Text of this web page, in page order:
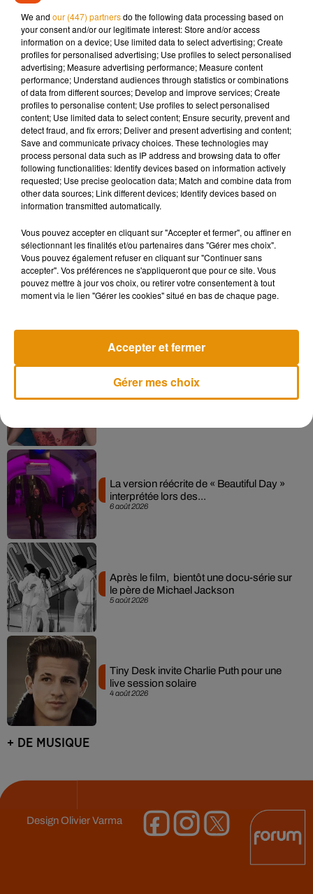
La SNCF invite les voyageurs à vérifier avant leur départ si
leur train est maintenu ou non. Ceux ayant réservés un billet
seront prévenus et ils se verront proposés un autre TGV ou
un remboursement.
Musique
Madonna sort enfin le remix de « Love
Angèle et Amélie Lens dévoilent leur
« Loups Garous » pour son...
6 août 2026
La version réécrite de « Beautiful Day »
interprétée lors des...
5 août 2026
Après le film, bientôt une docu-série sur
le père de Michael Jackson
4 août 2026
Tiny Desk invite Charlie Puth pour une
live session solaire
+ DE MUSIQUE
DesignOlivier Varma
We and our (447) partnersdo the following data processing based on
your consent and/or our legitimate interest: Store and/or access
information on a device; Use limited data to select advertising; Create
profiles for personalised advertising; Use profiles to select personalised
advertising; Measure advertising performance; Measure content
performance; Understand audiences through statistics or combinations
of data from different sources; Develop and improve services; Create
profiles to personalise content; Use profiles to select personalised
content; Use limited data to select content; Ensure security, prevent and
detect fraud, and fix errors; Deliver and present advertising and content;
Save and communicate privacy choices. These technologies may
process personal data such as IP address and browsing data to offer
following functionalities: Identify devices based on information actively
requested; Use precise geolocation data; Match and combine data from
other data sources; Link different devices; Identify devices based on
information transmitted automatically.
Vous pouvez accepter en cliquant sur "Accepter et fermer", ou affiner en
sélectionnant les finalités et/ou partenaires dans "Gérer mes choix".
Vous pouvez également refuser en cliquant sur "Continuer sans
accepter". Vos préférences ne s'appliqueront que pour ce site. Vous
pouvez mettre à jour vos choix, ou retirer votre consentement à tout
moment via le lien "Gérer les cookies" situé en bas de chaque page.
Gérer mes choix
Accepter et fermer